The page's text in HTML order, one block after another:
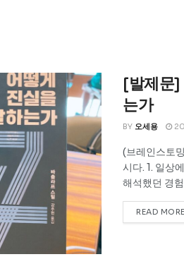
[발제문]
는가
BY 오세용
(브레인스토
시다. 1. 일상
해석했던 경
READ MORE